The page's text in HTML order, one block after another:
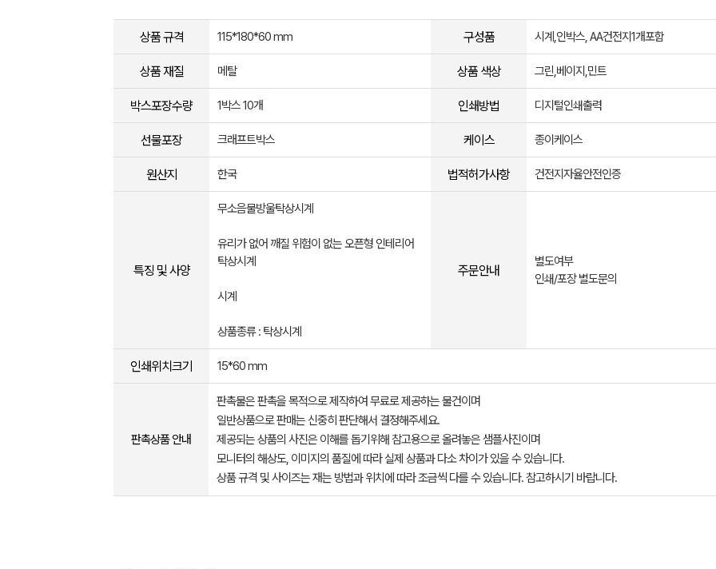
상품 규격 115*180*60 mm 구성품 시계,인박스, AA건전지1개포함
상품 재질 메탈 상품 색상 그린,베이지,민트
박스포장수량 1박스 10개 인쇄방법 디지털인쇄출력
선물포장 크래프트박스 케이스 종이케이스
원산지 한국 법적허가사항 건전지자율안전인증
특징 및 사양
무소음물방울탁상시계
유리가 없어 깨질 위험이 없는 오픈형 인테리어
탁상시계
시계
상품종류 : 탁상시계
주문안내
별도여부
인쇄/포장 별도문의
인쇄위치크기 15*60 mm
판촉상품 안내
판촉물은 판촉을 목적으로 제작하여 무료로 제공하는 물건이며
일반상품으로 판매는 신중히 판단해서 결정해주세요.
제공되는 상품의 사진은 이해를 돕기위해 참고용으로 올려놓은 샘플사진이며
모니터의 해상도, 이미지의 품질에 따라 실제 상품과 다소 차이가 있을 수 있습니다.
상품 규격 및 사이즈는 재는 방법과 위치에 따라 조금씩 다를 수 있습니다. 참고하시기 바랍니다.